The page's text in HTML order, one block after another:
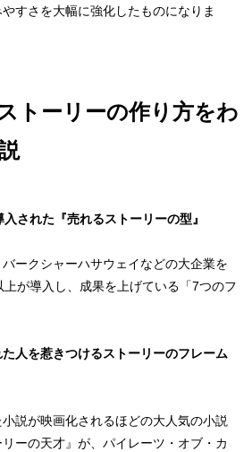
すさを大幅に強化したものになりま
トーリーの作り方をわ
入された 『売れるストーリーの型』
ークシャーハサウェイなどの大企業を
が導入し、成果を上げている「7つのフ
人を惹きつけるストーリーのフレーム
説が映画化されるほどの大人気の小説
ーの天才』が、パイレーツ・オブ・カ